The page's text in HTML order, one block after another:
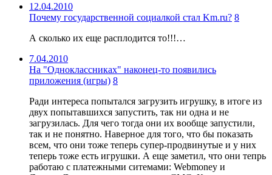
12.04.2010
Почему государственной социалкой стал Km.ru? 8
А сколько их еще расплодится то!!!…
7.04.2010
На "Одноклассниках" наконец-то появились
приложения (игры) 8
Ради интереса попытался загрузить игрушку, в итоге из
двух попытавшихся запустить, так ни одна и не
загрузилась. Для чего тогда они их вообще запустили,
так и не понятно. Наверное для того, что бы показать
всем, что они тоже теперь супер-продвинутые и у них
теперь тоже есть игрушки. А еще заметил, что они тепрь
работаю с платежными ситемами: Webmoney и